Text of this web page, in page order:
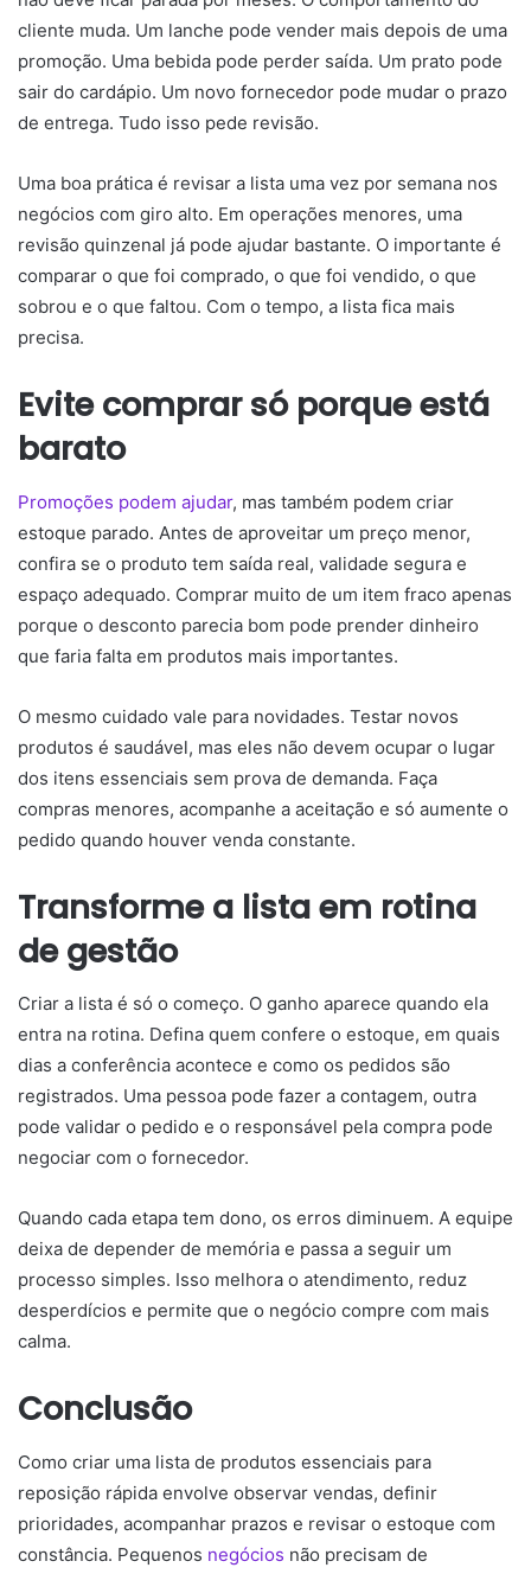
cliente muda. Um lanche pode vender mais depois de uma
promoção. Uma bebida pode perder saída. Um prato pode
sair do cardápio. Um novo fornecedor pode mudar o prazo
de entrega. Tudo isso pede revisão.
Uma boa prática é revisar a lista uma vez por semana nos
negócios com giro alto. Em operações menores, uma
revisão quinzenal já pode ajudar bastante. O importante é
comparar o que foi comprado, o que foi vendido, o que
sobrou e o que faltou. Com o tempo, a lista fica mais
precisa.
Evite comprar só porque está
barato
Promoções podem ajudar, mas também podem criar
estoque parado. Antes de aproveitar um preço menor,
confira se o produto tem saída real, validade segura e
espaço adequado. Comprar muito de um item fraco apenas
porque o desconto parecia bom pode prender dinheiro
que faria falta em produtos mais importantes.
O mesmo cuidado vale para novidades. Testar novos
produtos é saudável, mas eles não devem ocupar o lugar
dos itens essenciais sem prova de demanda. Faça
compras menores, acompanhe a aceitação e só aumente o
pedido quando houver venda constante.
Transforme a lista em rotina
de gestão
Criar a lista é só o começo. O ganho aparece quando ela
entra na rotina. Defina quem confere o estoque, em quais
dias a conferência acontece e como os pedidos são
registrados. Uma pessoa pode fazer a contagem, outra
pode validar o pedido e o responsável pela compra pode
negociar com o fornecedor.
Quando cada etapa tem dono, os erros diminuem. A equipe
deixa de depender de memória e passa a seguir um
processo simples. Isso melhora o atendimento, reduz
desperdícios e permite que o negócio compre com mais
calma.
Conclusão
Como criar uma lista de produtos essenciais para
reposição rápida envolve observar vendas, definir
prioridades, acompanhar prazos e revisar o estoque com
constância. Pequenos negócios não precisam de